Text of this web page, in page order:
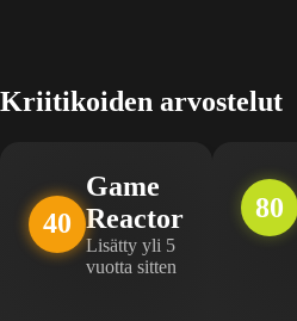
Kriitikoiden arvostelut
Game
Reactor
Lisätty yli 5
vuotta sitten
40
80